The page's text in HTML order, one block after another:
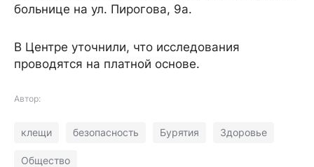
больнице на ул. Пирогова, 9а.
В Центре уточнили, что исследования
проводятся на платной основе.
Автор:
клещи безопасность Бурятия Здоровье
Общество